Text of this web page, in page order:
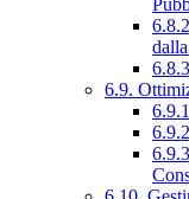
6.9.